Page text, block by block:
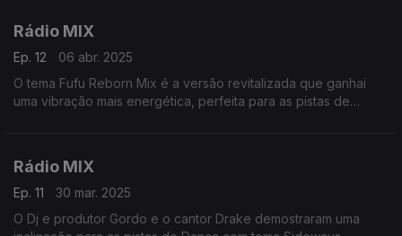
Rádio MIX
Ep. 12
06 abr. 2025
O tema Fufu Reborn Mix é a versão revitalizada que ganhai
uma vibração mais energética, perfeita para as pistas de
Rádio MIX
Ep. 11
30 mar. 2025
O Dj e produtor Gordo e o cantor Drake demostraram uma